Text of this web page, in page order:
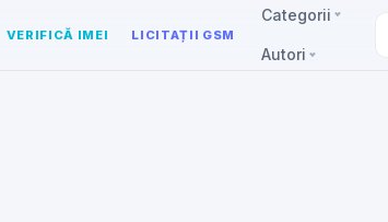
VERIFICĂ IMEI LICITAȚII GSM
Categorii
Autori